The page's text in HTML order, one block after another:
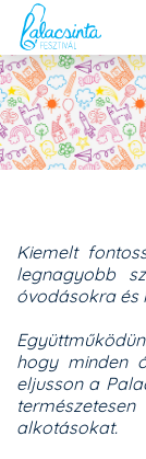
Kiemelt
legnagyobb
óvodásokra és
hogy minden
eljusson a
alkotásokat.